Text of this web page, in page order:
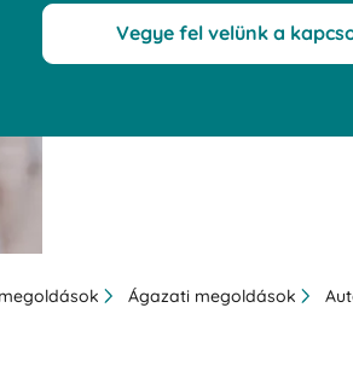
Vegye fel velünk a
Ágazati megoldások